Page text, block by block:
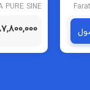
SL-5K
PURE SINE
87,800,000